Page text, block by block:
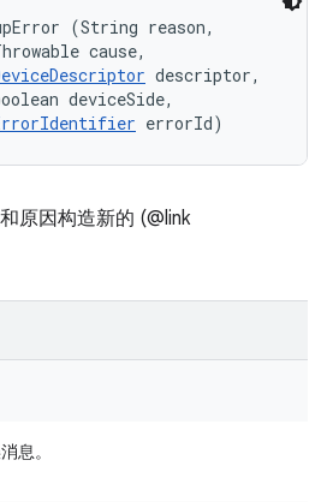
(String reason,
cause,
descriptor,
deviceSide,
errorId)
原因构造新的 (@link
息。